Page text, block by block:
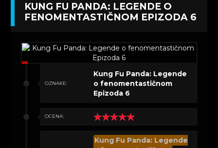
(Sinhronizovano na Srpski)»Kratkometrazni crtani
fenomentastičnom Epizoda 6
KUNG FU PANDA: LEGENDE O
FENOMENTASTIČNOM EPIZODA 6
OZNAKE:
Kung Fu Panda: Legende
o fenomentastičnom
Epizoda 6
OCENA:
Kung Fu Panda: Legende